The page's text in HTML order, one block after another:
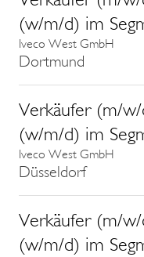
(w/m/d) im
Iveco West GmbH
Dortmund
Verkäufer (m/
(w/m/d) im
Iveco West GmbH
Düsseldorf
Verkäufer (m/
(w/m/d) im